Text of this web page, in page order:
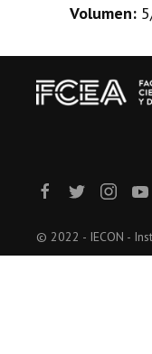
Volumen:
© 2022 - IECON -